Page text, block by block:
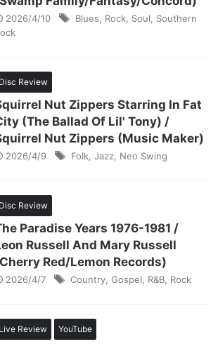
2026/4/10 Blues Rock Soul
Southern
Disc Review
Nut Zippers Starring In Fat
(The Ballad Of Lil' Tony) /
Nut Zippers (Music Maker)
2026/4/9 Folk Jazz Neo Swing
Disc Review
Paradise Years 1976-1981 /
Russell And Mary Russell
Red/Lemon Records)
2026/4/7 Country Gospel R&B Rock
Live Review YouTube